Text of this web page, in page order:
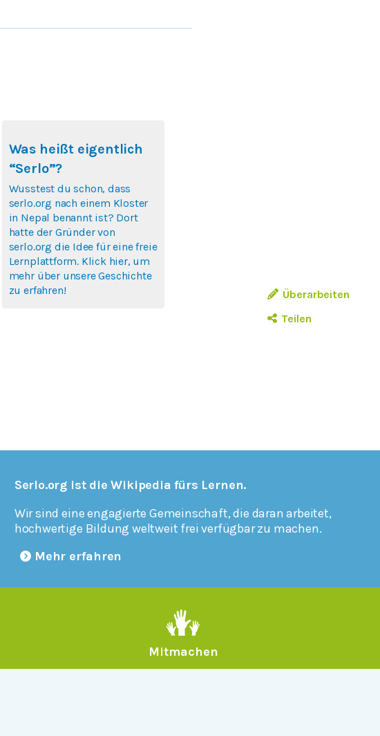
Überarbeiten
Teilen
Was heißt eigentlich
“Serlo”?
Wusstest du schon, dass
serlo.org nach einem Kloster
in Nepal benannt ist? Dort
hatte der Gründer von
serlo.org die Idee für eine freie
Lernplattform. Klick hier, um
mehr über unsere Geschichte
zu erfahren!
Serlo.org ist die Wikipedia fürs Lernen.
Wir sind eine engagierte Gemeinschaft, die daran arbeitet,
hochwertige Bildung weltweit frei verfügbar zu machen.
Mehr erfahren
Mitmachen